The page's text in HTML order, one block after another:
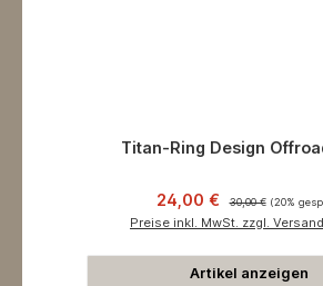
Titan-Ring Design
Verkaufspreis:
24,00 € 30,00 € (20%
Preise inkl. MwSt. zzgl.
Artikel anzeigen